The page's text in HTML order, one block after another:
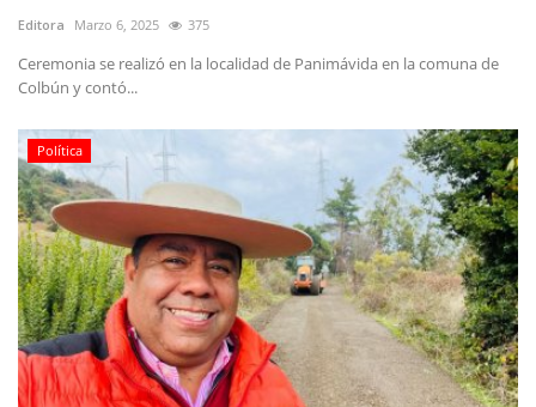
Editora Marzo 6, 2025 375
Ceremonia se realizó en la localidad de Panimávida en la comuna de
Colbún y contó...
Política